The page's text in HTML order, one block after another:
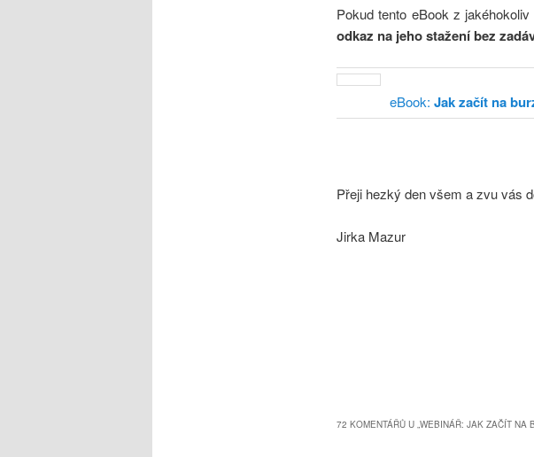
Pokud tento eBook z
odkaz na jeho stažení bez
eBook: Jak začít na
Přeji hezký den všem a zvu vás
Jirka Mazur
72 KOMENTÁŘŮ U „ WEBINÁŘ: JAK ZAČÍT NA